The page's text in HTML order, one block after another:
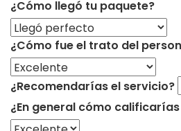
¿Cómo llegó tu paquete?
¿Cómo fue el trato del
¿Recomendarías el servicio?
¿En general cómo